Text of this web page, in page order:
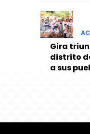
Gira
distrito
a sus